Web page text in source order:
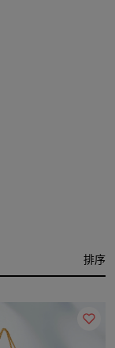
排序